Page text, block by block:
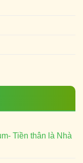
Tiền thân là Nhà